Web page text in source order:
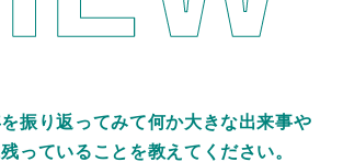
振り返ってみて何か大きな出来事や
っていることを教えてください。